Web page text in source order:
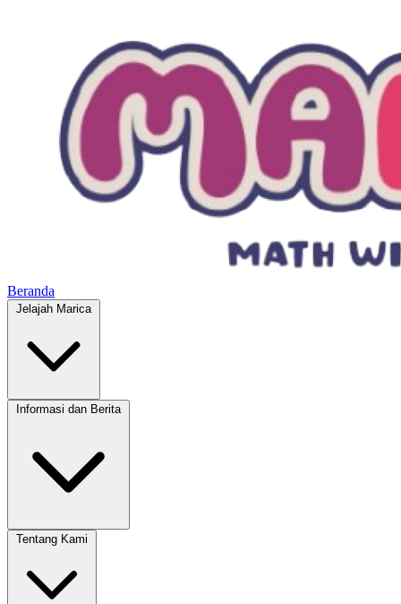
Beranda
Jelajah Marica
Informasi dan Berita
Tentang Kami